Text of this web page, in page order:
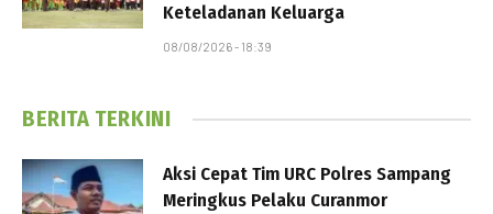
Keteladanan Keluarga
08/08/2026 - 18:39
BERITA TERKINI
Aksi Cepat Tim URC Polres Sampang
Meringkus Pelaku Curanmor